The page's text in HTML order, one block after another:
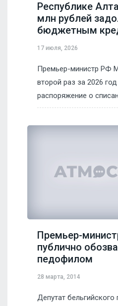
Республике
млн рублей
бюджетным
17 июля, 2026
Премьер-министр РФ
второй раз за 2026
распоряжение о
Премьер-
публично
педофилом
28 марта, 2014
Депутат